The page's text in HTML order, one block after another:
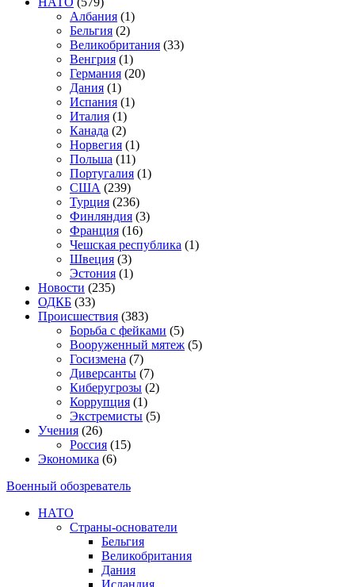
Албания (1)
Бельгия (2)
Великобритания (33)
Венгрия (1)
Германия (20)
Дания (1)
Испания (1)
Италия (1)
Канада (2)
Норвегия (1)
Польша (11)
Португалия (1)
США (239)
Турция (236)
Финляндия (3)
Франция (16)
Чешская республика (1)
Швеция (3)
Эстония (1)
Новости (235)
ОДКБ (33)
Происшествия (383)
Борьба с фейками (5)
Вооруженный мятеж (5)
Госизмена (7)
Диверсанты (7)
Киберугрозы (2)
Коррупция (1)
Экстремисты (5)
Учения (26)
Россия (15)
Экономика (6)
Военный обозреватель
НАТО
Страны-основатели
Бельгия
Великобритания
Дания